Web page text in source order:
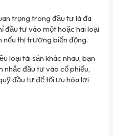
trọng trong đầu tư là đa
đầu tư vào một hoặc hai loại
nếu thị trường biến động.
loại tài sản khác nhau, bạn
nhắc đầu tư vào cổ phiếu,
đầu tư để tối ưu hóa lợi